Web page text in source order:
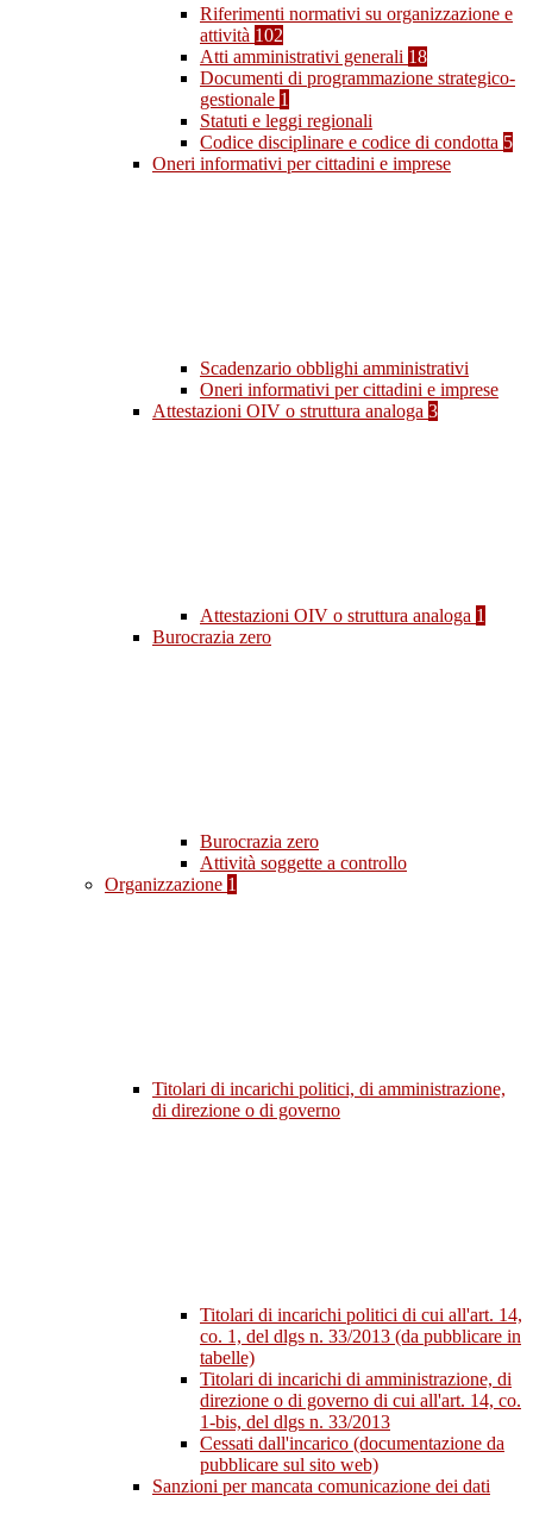
Riferimenti normativi su organizzazione e
attività 102
Atti amministrativi generali 18
Documenti di programmazione strategico-
gestionale 1
Statuti e leggi regionali
Codice disciplinare e codice di condotta 5
Oneri informativi per cittadini e imprese
Scadenzario obblighi amministrativi
Oneri informativi per cittadini e imprese
Attestazioni OIV o struttura analoga 3
Attestazioni OIV o struttura analoga 1
Burocrazia zero
Burocrazia zero
Attività soggette a controllo
Organizzazione 1
Titolari di incarichi politici, di amministrazione,
di direzione o di governo
Titolari di incarichi politici di cui all'art. 14,
co. 1, del dlgs n. 33/2013 (da pubblicare in
tabelle)
Titolari di incarichi di amministrazione, di
direzione o di governo di cui all'art. 14, co.
1-bis, del dlgs n. 33/2013
Cessati dall'incarico (documentazione da
pubblicare sul sito web)
Sanzioni per mancata comunicazione dei dati